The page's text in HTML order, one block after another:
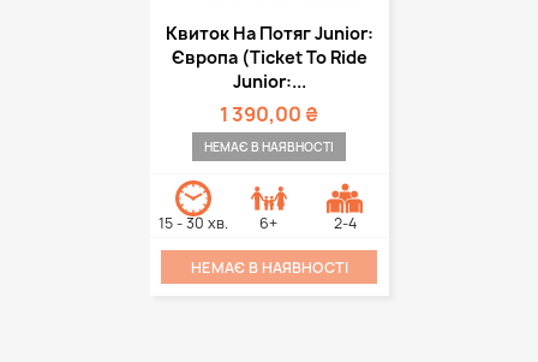
Квиток На Потяг Junior:
Європа (Ticket To Ride
Junior:...
1 390,00 ₴
НЕМАЄ В НАЯВНОСТІ
15 - 30 хв. 6+ 2-4
НЕМАЄ В НАЯВНОСТІ